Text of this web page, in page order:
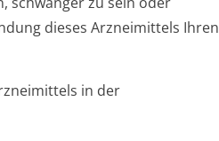
dieses Arzneimittels Ihren
in der